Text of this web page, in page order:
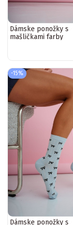
Dámske ponožky s
mašličkami farby
-15%
Dámske ponožky s